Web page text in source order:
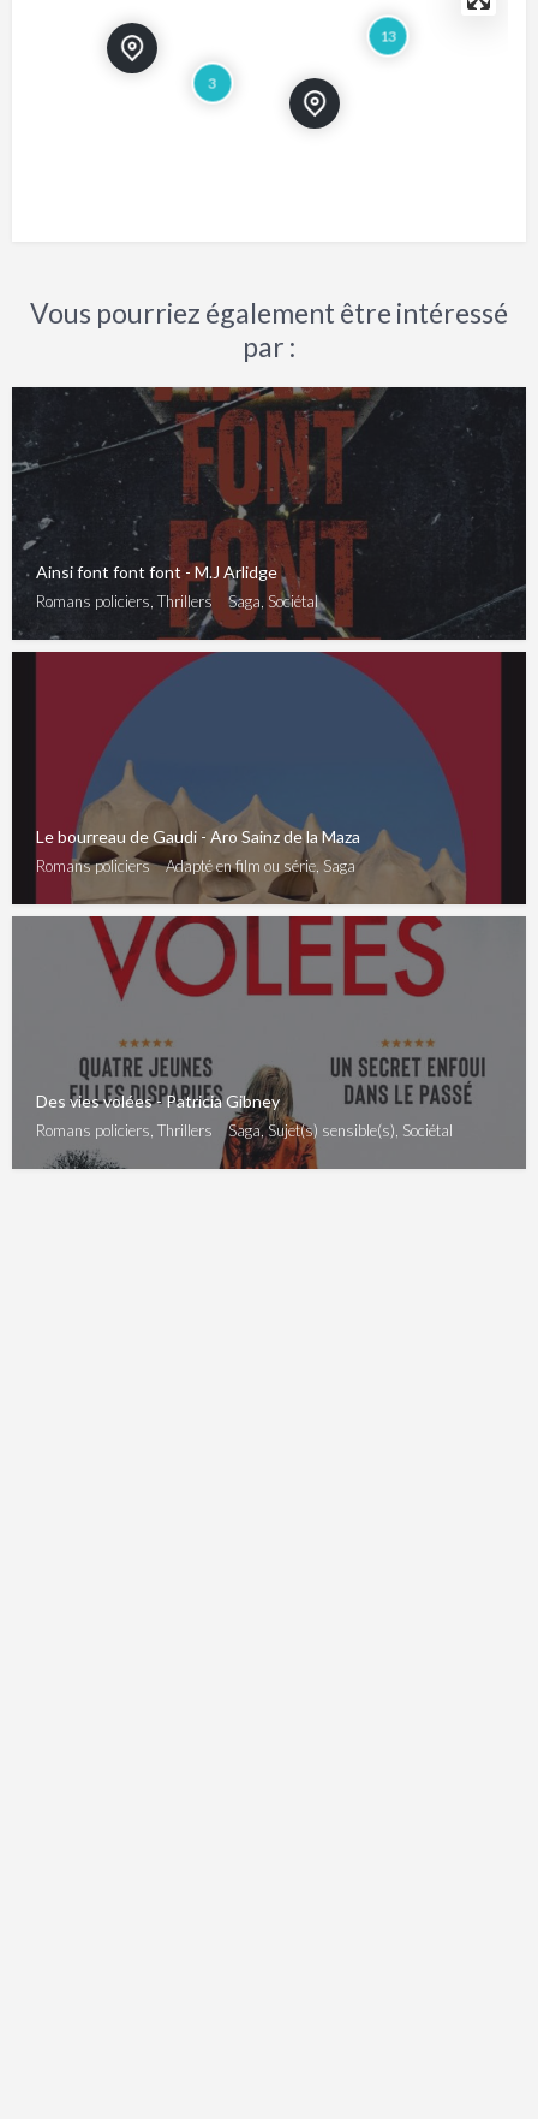
13
3
Vous pourriez également être intéressé
par :
Ainsi font font font - M.J Arlidge
Romans policiers, Thrillers Saga, Sociétal
Le bourreau de Gaudi - Aro Sainz de la Maza
Romans policiers Adapté en film ou série, Saga
Des vies volées - Patricia Gibney
Romans policiers, Thrillers Saga, Sujet(s) sensible(s), Sociétal